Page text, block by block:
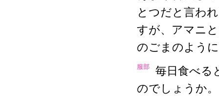
とつだと言わ
すが、アマニ
のごまのよう
服部
毎日食べる
のでしょうか。